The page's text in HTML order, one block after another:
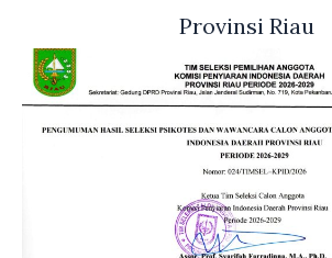
Provinsi Riau